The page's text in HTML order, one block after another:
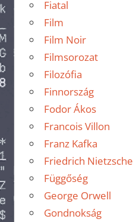
Fiatal
Film
Film Noir
Filmsorozat
Filozófia
Finnország
Fodor Ákos
Francois Villon
Franz Kafka
Friedrich Nietzsche
Függőség
George Orwell
Gondnokság